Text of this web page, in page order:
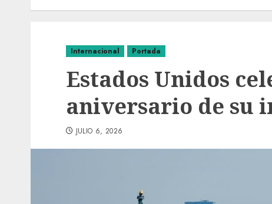
Internacional Portada
Estados Unidos
aniversario de su
JULIO 6, 2026